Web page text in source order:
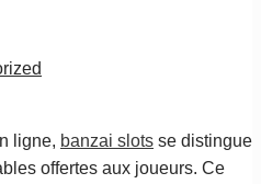
ligne, banzai slots se distingue
offertes aux joueurs. Ce